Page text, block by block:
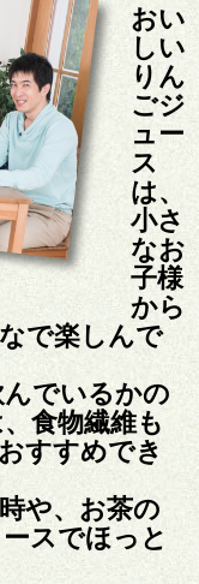
おい
しい
りん
ごジ
ュー
ス
は、
小さ
なお
子様
から
で楽しんで
でいるかの
食物繊維も
すすめでき
や、お茶の
スでほっと